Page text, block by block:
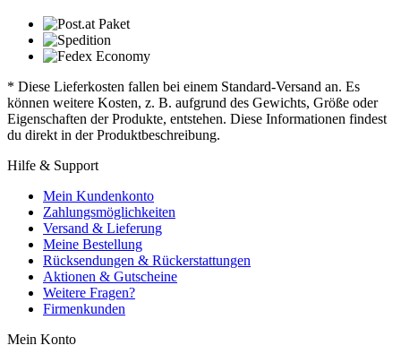
* Diese Lieferkosten fallen bei einem Standard-Versand an. Es
können weitere Kosten, z. B. aufgrund des Gewichts, Größe oder
Eigenschaften der Produkte, entstehen. Diese Informationen findest
du direkt in der Produktbeschreibung.
Hilfe & Support
Mein Kundenkonto
Zahlungsmöglichkeiten
Versand & Lieferung
Meine Bestellung
Rücksendungen & Rückerstattungen
Aktionen & Gutscheine
Weitere Fragen?
Firmenkunden
Mein Konto